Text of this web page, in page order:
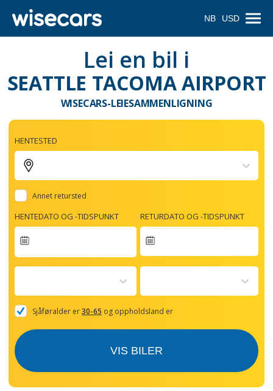
NB USD
Lei en bil i
SEATTLE TACOMA AIRPORT
WISECARS-LEIESAMMENLIGNING
HENTESTED
Annet retursted
HENTEDATO OG -TIDSPUNKT
forward
with
the
and
RETURDATO OG -TIDSPUNKT
Sjåføralder er30-65 og oppholdsland er
VIS BILER